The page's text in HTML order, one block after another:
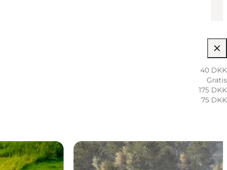
40 DKK
Gratis
175 DKK
75 DKK